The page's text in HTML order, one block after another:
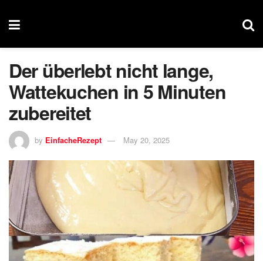
Der überlebt nicht lange,
Wattekuchen in 5 Minuten
zubereitet
by EinfacheRezept May 20, 2025